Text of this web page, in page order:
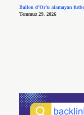
Ballon d’Or’u alamayan
Temmuz 29, 2026